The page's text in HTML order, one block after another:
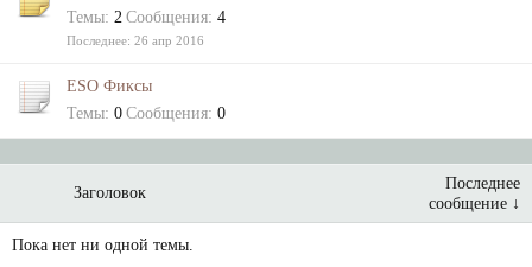
Темы: 2 Сообщения: 4
26 апр 2016
ESO Фиксы
Темы: 0 Сообщения: 0
Заголовок
Последнее
сообщение ↓
Пока нет ни одной темы.